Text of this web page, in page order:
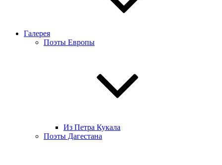
Галерея
Поэты Европы
Из Петра Кукала
Поэты Дагестана